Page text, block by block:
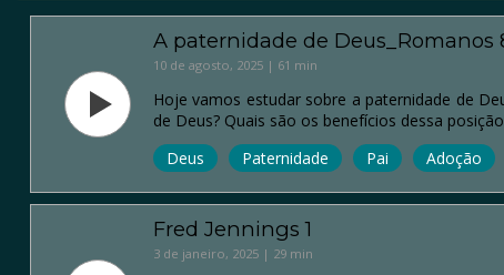
A paternidade de Deus_Romanos
10 de agosto, 2025 | 61 min
Hoje vamos estudar sobre a paternidade de
de Deus? Quais são os benefícios dessa
Deus
Paternidade Pai Adoção
Fred Jennings 1
3 de janeiro, 2025 | 29 min